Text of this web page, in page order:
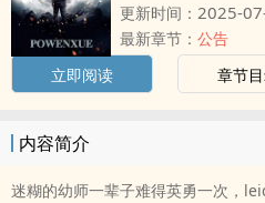
更新时间： 2025-
最新章节： 公告
立即阅读
章节
内容简介
迷糊的幼师一辈子难得英勇一次，